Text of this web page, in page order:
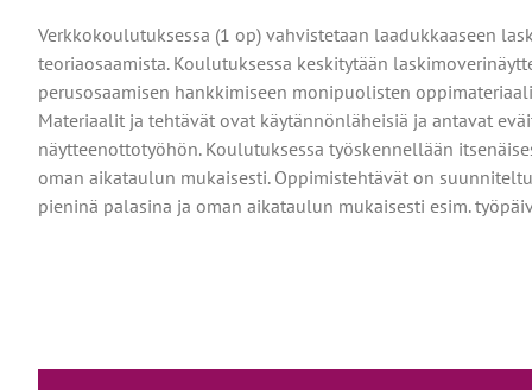
Verkkokoulutuksessa (1 op) vahvistetaan laadukkaaseen
teoriaosaamista. Koulutuksessa keskitytään
perusosaamisen hankkimiseen monipuolisten
Materiaalit ja tehtävät ovat käytännönläheisiä ja antavat
näytteenottotyöhön. Koulutuksessa työskennellään
oman aikataulun mukaisesti. Oppimistehtävät on
pieninä palasina ja oman aikataulun mukaisesti esim.